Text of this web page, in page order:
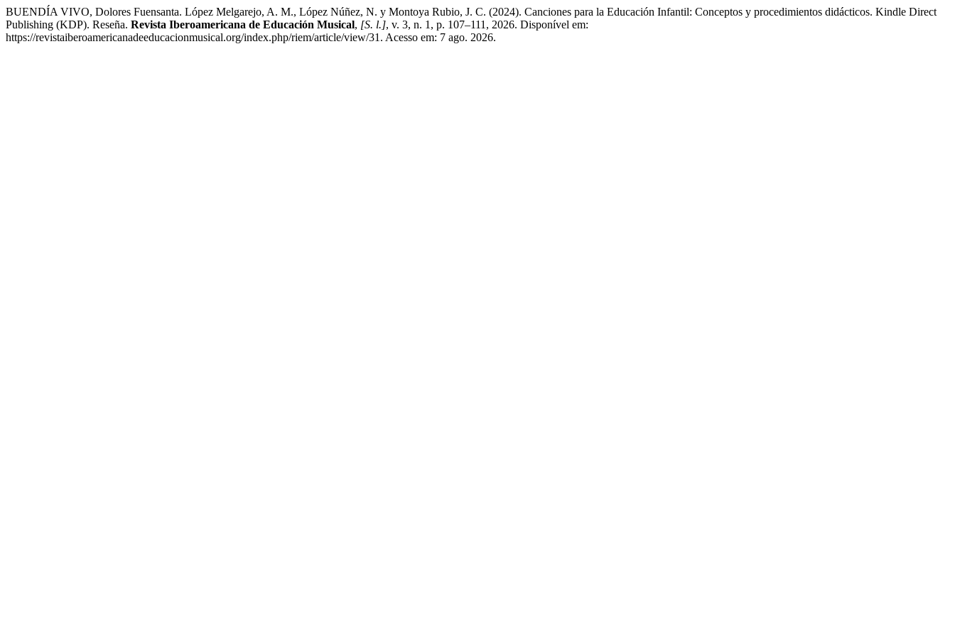
BUENDÍA VIVO, Dolores Fuensanta. López Melgarejo, A. M., López Núñez, N. y Montoya Rubio, J. C. (2024). Canciones para la Educación Infantil: Conceptos y procedimientos didácticos. Kindle Direct
Publishing (KDP). Reseña. Revista Iberoamericana de Educación Musical, [S. l.], v. 3, n. 1, p. 107–111, 2026. Disponível em:
https://revistaiberoamericanadeeducacionmusical.org/index.php/riem/article/view/31. Acesso em: 7 ago. 2026.